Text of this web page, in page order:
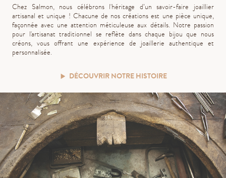
Chez Salmon, nous célébrons l'héritage d’un savoir-faire joaillier
artisanal et unique ! Chacune de nos créations est une pièce unique,
façonnée avec une attention méticuleuse aux détails. Notre passion
pour l'artisanat traditionnel se reflète dans chaque bijou que nous
créons, vous offrant une expérience de joaillerie authentique et
personnalisée.
DÉCOUVRIR NOTRE HISTOIRE